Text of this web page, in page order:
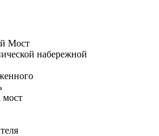
Мост
набережной